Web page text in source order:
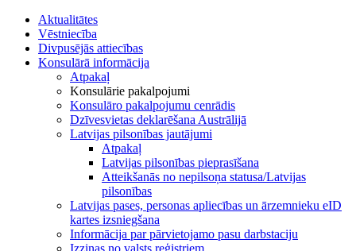
Aktualitātes
Vēstniecība
Divpusējās attiecības
Konsulārā informācija
Atpakaļ
Konsulārie pakalpojumi
Konsulāro pakalpojumu cenrādis
Dzīvesvietas deklarēšana Austrālijā
Latvijas pilsonības jautājumi
Atpakaļ
Latvijas pilsonības pieprasīšana
Atteikšanās no nepilsoņa statusa/Latvijas
pilsonības
Latvijas pases, personas apliecības un ārzemnieku eID
kartes izsniegšana
Informācija par pārvietojamo pasu darbstaciju
Izziņas no valsts reģistriem